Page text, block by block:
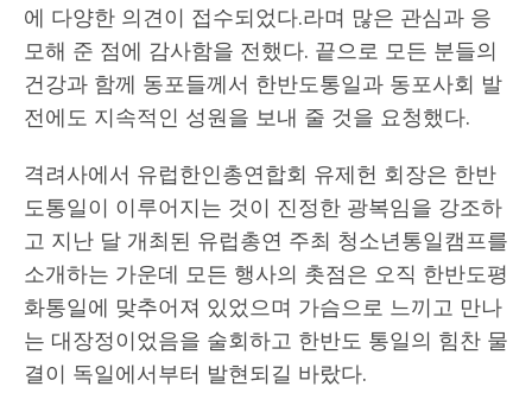
에 다양한 의견이 접수되었다.라며 많은 관심과 응
모해 준 점에 감사함을 전했다. 끝으로 모든 분들의
건강과 함께 동포들께서 한반도통일과 동포사회 발
전에도 지속적인 성원을 보내 줄 것을 요청했다.
격려사에서 유럽한인총연합회 유제헌 회장은 한반
도통일이 이루어지는 것이 진정한 광복임을 강조하
고 지난 달 개최된 유럽총연 주최 청소년통일캠프를
소개하는 가운데 모든 행사의 촛점은 오직 한반도평
화통일에 맞추어져 있었으며 가슴으로 느끼고 만나
는 대장정이었음을 술회하고 한반도 통일의 힘찬 물
결이 독일에서부터 발현되길 바랐다.